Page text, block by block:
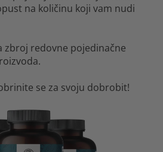
na količinu koji vam nudi
zbroj redovne pojedinačne
se za svoju dobrobit!